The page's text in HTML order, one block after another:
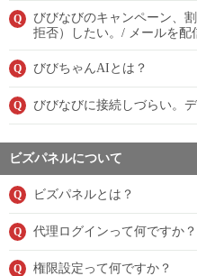
Q
びびなびのキャンペーン、
拒否）したい。/ メールを配
Q びびちゃんAIとは？
Q びびなびに接続しづらい。
ビズパネルについて
Q ビズパネルとは？
Q 代理ログインって何ですか？
Q 権限設定って何ですか？